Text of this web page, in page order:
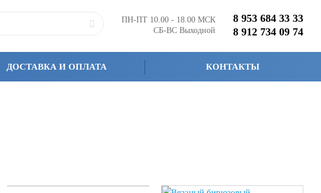
ПН-ПТ 10.00 - 18.00 МСК
СБ-ВС Выходной
8 953 684 33 33
8 912 734 09 74
ДОСТАВКА И ОПЛАТА КОНТАКТЫ